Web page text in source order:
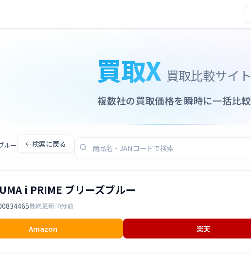
買取X 買取比較サイト
複数社の買取価格を瞬時に一括比較
ルー ←検索に戻る
i PRIME ブリーズブルー
最終更新: 0分前
Amazon 楽天